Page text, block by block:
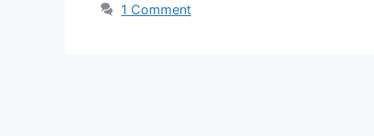
1 Comment